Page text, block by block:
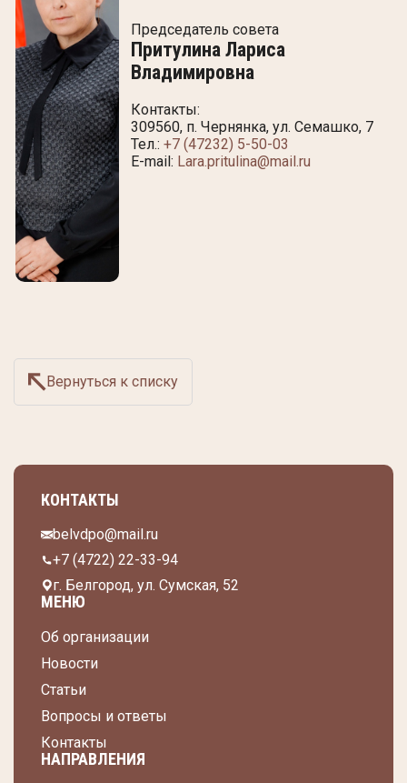
Председатель совета
Притулина Лариса
Владимировна
Контакты:
309560, п. Чернянка, ул. Семашко, 7
Тел.: +7 (47232) 5-50-03
E-mail: Lara.pritulina@mail.ru
Вернуться к списку
КОНТАКТЫ
belvdpo@mail.ru
+7 (4722) 22-33-94
г. Белгород, ул. Сумская, 52
МЕНЮ
Об организации
Новости
Статьи
Вопросы и ответы
Контакты
НАПРАВЛЕНИЯ